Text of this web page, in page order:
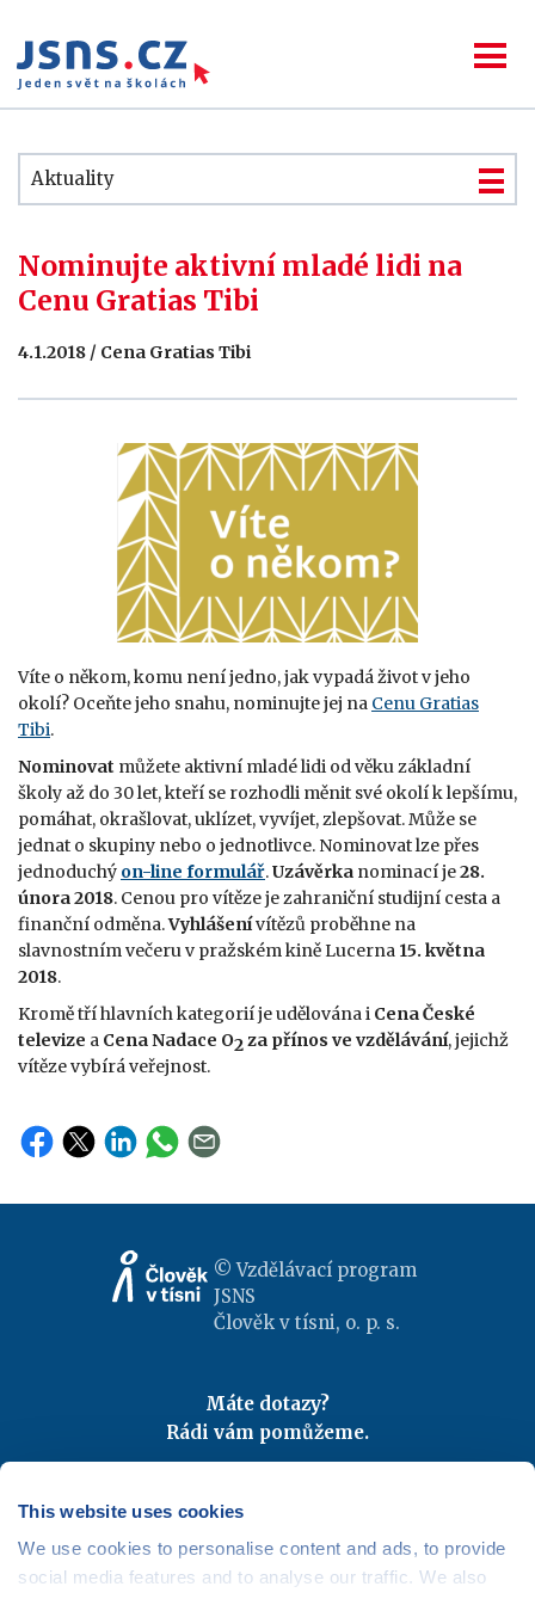
This website uses cookies
We use cookies to personalise content and ads, to provide
social media features and to analyse our traffic. We also
Aktuality
Nominujte aktivní mladé lidi na
Cenu Gratias Tibi
4.1.2018 / Cena Gratias Tibi
Víte o někom, komu není jedno, jak vypadá život v jeho
okolí? Oceňte jeho snahu, nominujte jej na Cenu Gratias
Tibi.
Nominovat můžete aktivní mladé lidi od věku základní
školy až do 30 let, kteří se rozhodli měnit své okolí k lepšímu,
pomáhat, okrašlovat, uklízet, vyvíjet, zlepšovat. Může se
jednat o skupiny nebo o jednotlivce. Nominovat lze přes
jednoduchý on-line formulář.Uzávěrka nominací je28.
února 2018. Cenou pro vítěze je zahraniční studijní cesta a
finanční odměna.Vyhlášenívítězů proběhne na
slavnostním večeru v pražském kině Lucerna 15. května
2018.
Kromě tří hlavních kategorií je udělována i Cena České
televize a Cena Nadace O2za přínos ve vzdělávání, jejichž
vítěze vybírá veřejnost.
© Vzdělávací program
JSNS
Člověk v tísni, o. p. s.
Máte dotazy?
Rádi vám pomůžeme.
Odebírejte newslettery
Mapa webu |Kariéra
Osobní údaje|Cookies